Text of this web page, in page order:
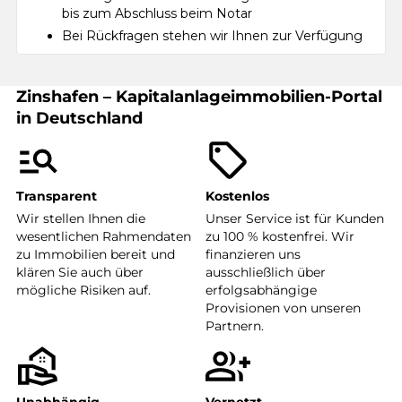
bis zum Abschluss beim Notar
Bei Rückfragen stehen wir Ihnen zur Verfügung
Zinshafen – Kapitalanlageimmobilien-Portal
in Deutschland
Transparent
Wir stellen Ihnen die
wesentlichen Rahmendaten
zu Immobilien bereit und
klären Sie auch über
mögliche Risiken auf.
Kostenlos
Unser Service ist für Kunden
zu 100 % kostenfrei. Wir
finanzieren uns
ausschließlich über
erfolgsabhängige
Provisionen von unseren
Partnern.